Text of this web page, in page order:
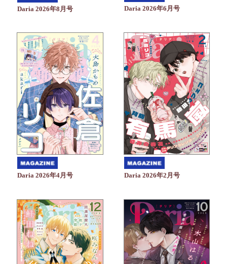
Daria 2026年8月号 Daria 2026年6月号
Daria 2026年4月号 Daria 2026年2月号